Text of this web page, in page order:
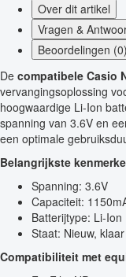
Over dit artikel
Vragen &
Beoordelingen
De compatibele Casio
vervangingsoplossing
hoogwaardige Li-Ion
spanning van 3.6V en
een optimale
Belangrijkste
Spanning: 3.6V
Capaciteit:
Batterijtype: Li-
Staat: Nieuw,
Compatibiliteit met